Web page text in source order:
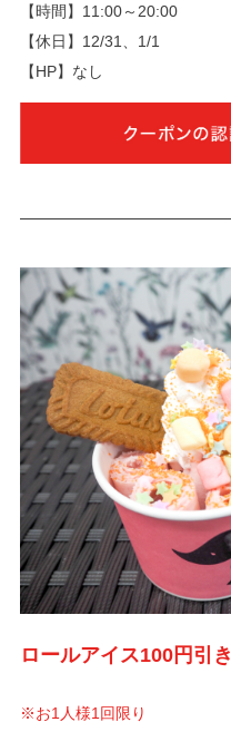
【時間】11:00～20:00
【休日】12/31、1/1
【HP】なし
ロールアイス100円引き
※お1人様1回限り